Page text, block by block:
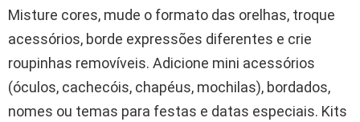
Misture cores, mude o formato das orelhas, troque
acessórios, borde expressões diferentes e crie
roupinhas removíveis. Adicione mini acessórios
(óculos, cachecóis, chapéus, mochilas), bordados,
nomes ou temas para festas e datas especiais. Kits